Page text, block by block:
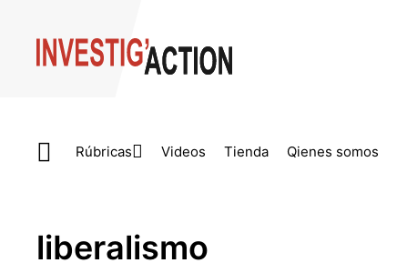
Rúbricas Videos Tienda Qienes somos
liberalismo